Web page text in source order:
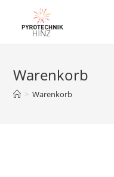
Warenkorb
> Warenkorb